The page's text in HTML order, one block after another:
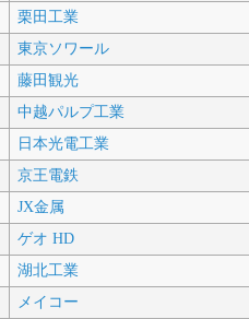
栗田工業
東京ソワール
藤田観光
中越パルプ工業
日本光電工業
京王電鉄
JX金属
ゲオ HD
湖北工業
メイコー